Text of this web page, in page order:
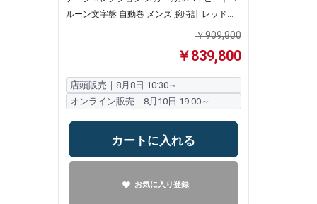
ルーン文字盤 自動巻 メンズ 腕時計 レッド
￥909,800
￥839,800
店頭販売｜8月8日 10:30～
オンライン販売｜8月10日 19:00～
カートに入れる
お気に入り登録